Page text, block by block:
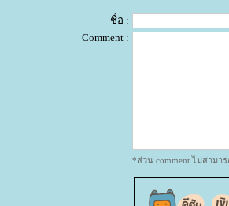
ชื่อ :
Comment :
*ส่วน comment ไม่สามาร